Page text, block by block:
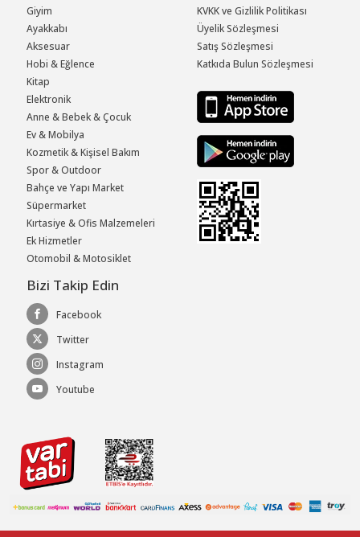
Giyim
Ayakkabı
Aksesuar
Hobi & Eğlence
Kitap
Elektronik
Anne & Bebek & Çocuk
Ev & Mobilya
Kozmetik & Kişisel Bakım
Spor & Outdoor
Bahçe ve Yapı Market
Süpermarket
Kırtasiye & Ofis Malzemeleri
Ek Hizmetler
Otomobil & Motosiklet
KVKK ve Gizlilik Politikası
Üyelik Sözleşmesi
Satış Sözleşmesi
Katkıda Bulun Sözleşmesi
Bizi Takip Edin
Facebook
Twitter
Instagram
Youtube